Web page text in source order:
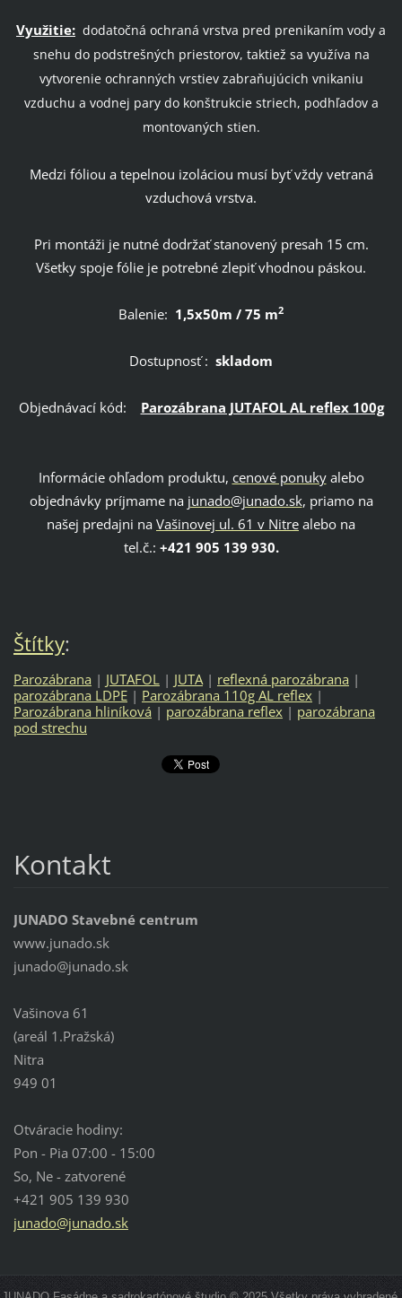
Využitie: dodatočná ochraná vrstva pred prenikaním vody a
snehu do podstrešných priestorov, taktiež sa využíva na
vytvorenie ochranných vrstiev zabraňujúcich vnikaniu
vzduchu a vodnej pary do konštrukcie striech, podhľadov a
montovaných stien.
Medzi fóliou a tepelnou izoláciou musí byť vždy vetraná
vzduchová vrstva.
Pri montáži je nutné dodržať stanovený presah 15 cm.
Všetky spoje fólie je potrebné zlepiť vhodnou páskou.
Balenie: 1,5x50m / 75 m2
Dostupnosť : skladom
Objednávací kód: Parozábrana JUTAFOL AL reflex 100g
Informácie ohľadom produktu, cenové ponukyalebo
objednávky príjmame na junado@junado.sk, priamo na
našej predajni na Vašinovej ul. 61 v Nitre alebo na
tel.č.: +421 905 139 930.
Štítky:
Parozábrana | JUTAFOL | JUTA | reflexná parozábrana |
parozábrana LDPE | Parozábrana 110g AL reflex |
Parozábrana hliníková | parozábrana reflex | parozábrana
pod strechu
Kontakt
JUNADO Stavebné centrum
www.junado.sk
junado@junado.sk
Vašinova 61
(areál 1.Pražská)
Nitra
949 01
Otváracie hodiny:
Pon - Pia 07:00 - 15:00
So, Ne - zatvorené
+421 905 139 930
junado@junado.sk